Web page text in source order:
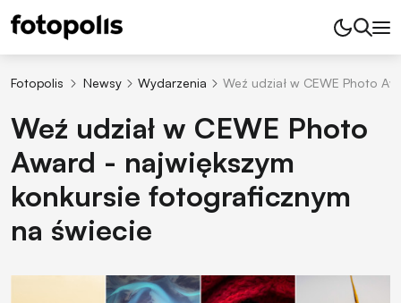
Fotopolis Newsy Wydarzenia Weź udział w CEWE Photo
Weź udział w CEWE Photo
Award - największym
konkursie fotograficznym
na świecie